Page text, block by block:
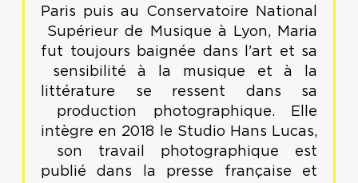
Paris puis au Conservatoire National
Supérieur de Musique à Lyon, Maria
fut toujours baignée dans l'art et sa
sensibilité à la musique et à la
littérature se ressent dans sa
production photographique. Elle
intègre en 2018 le Studio Hans Lucas,
son travail photographique est
publié dans la presse française et